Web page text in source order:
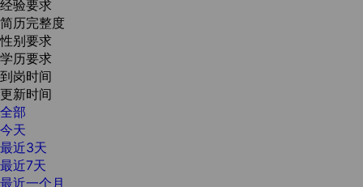
经验要求
简历完整度
性别要求
学历要求
到岗时间
更新时间
全部
今天
最近3天
最近7天
最近一个月